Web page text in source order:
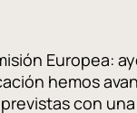
Europea:
hemos
con